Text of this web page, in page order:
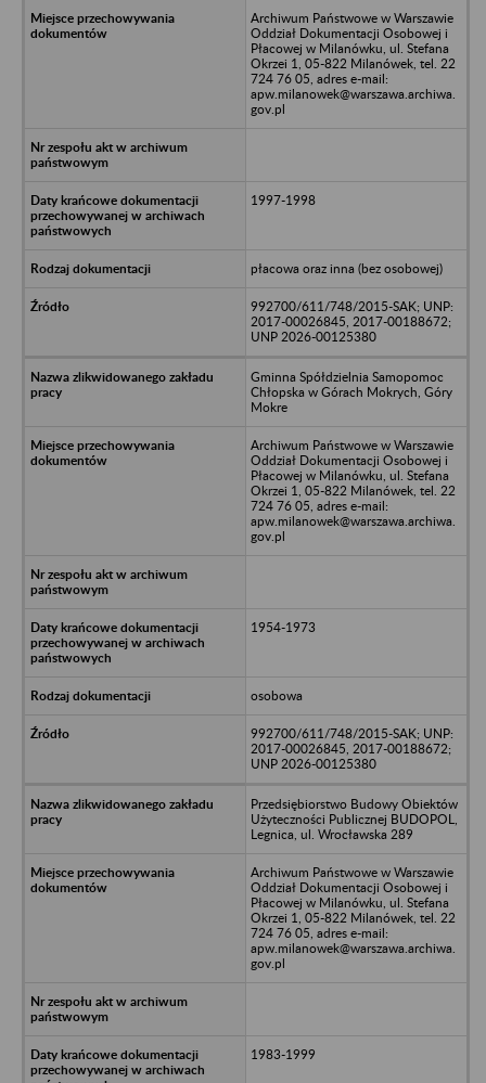
Archiwum Państwowe w Warszawie
Oddział Dokumentacji Osobowej i
Płacowej w Milanówku, ul. Stefana
Okrzei 1, 05-822 Milanówek, tel. 22
724 76 05, adres e-mail:
apw.milanowek@warszawa.archiwa.
gov.pl
1997-1998
płacowa oraz inna (bez osobowej)
992700/611/748/2015-SAK; UNP:
2017-00026845, 2017-00188672;
UNP 2026-00125380
Gminna Spółdzielnia Samopomoc
Chłopska w Górach Mokrych, Góry
Mokre
Archiwum Państwowe w Warszawie
Oddział Dokumentacji Osobowej i
Płacowej w Milanówku, ul. Stefana
Okrzei 1, 05-822 Milanówek, tel. 22
724 76 05, adres e-mail:
apw.milanowek@warszawa.archiwa.
gov.pl
1954-1973
osobowa
992700/611/748/2015-SAK; UNP:
2017-00026845, 2017-00188672;
UNP 2026-00125380
Przedsiębiorstwo Budowy Obiektów
Użyteczności Publicznej BUDOPOL,
Legnica, ul. Wrocławska 289
Archiwum Państwowe w Warszawie
Oddział Dokumentacji Osobowej i
Płacowej w Milanówku, ul. Stefana
Okrzei 1, 05-822 Milanówek, tel. 22
724 76 05, adres e-mail:
apw.milanowek@warszawa.archiwa.
gov.pl
1983-1999